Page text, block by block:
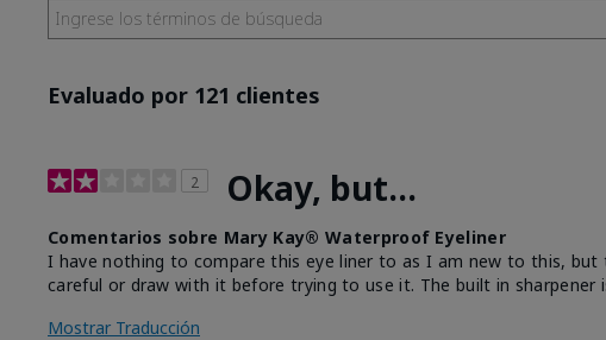
Evaluado por 121 clientes
2 Okay, but...
Comentarios sobre Mary Kay® Waterproof Eyeliner
I have nothing to compare this eye liner to as I am new to this,
careful or draw with it before trying to use it. The built in sharpener
Mostrar Traducción